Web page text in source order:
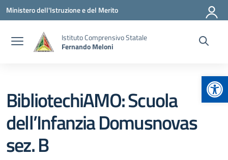
Vai ai contenuti
Vai al menu di navigazione
Vai al footer
Ministero dell'Istruzione e del Merito
Istituto Comprensivo Statale
Fernando Meloni
BibliotechiAMO: Scuola
dell’Infanzia Domusnovas
sez. B